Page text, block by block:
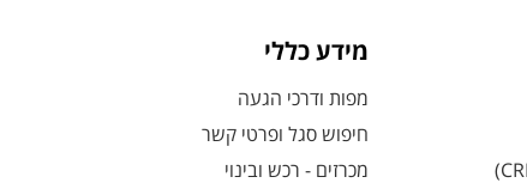
מידע כללי
מפות ודרכי הגעה
חיפוש סגל ופרטי קשר
מכרזים - רכש ובינוי